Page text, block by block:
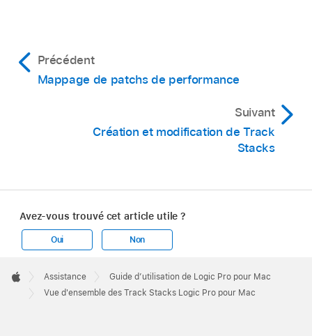
Précédent
Mappage de patchs de performance
Suivant
Création et modification de Track
Stacks
Avez-vous trouvé cet article utile ?
Oui Non
Footer

Apple
Assistance
Guide d’utilisation de Logic Pro pour Mac
Vue d'ensemble des Track Stacks Logic Pro pour Mac